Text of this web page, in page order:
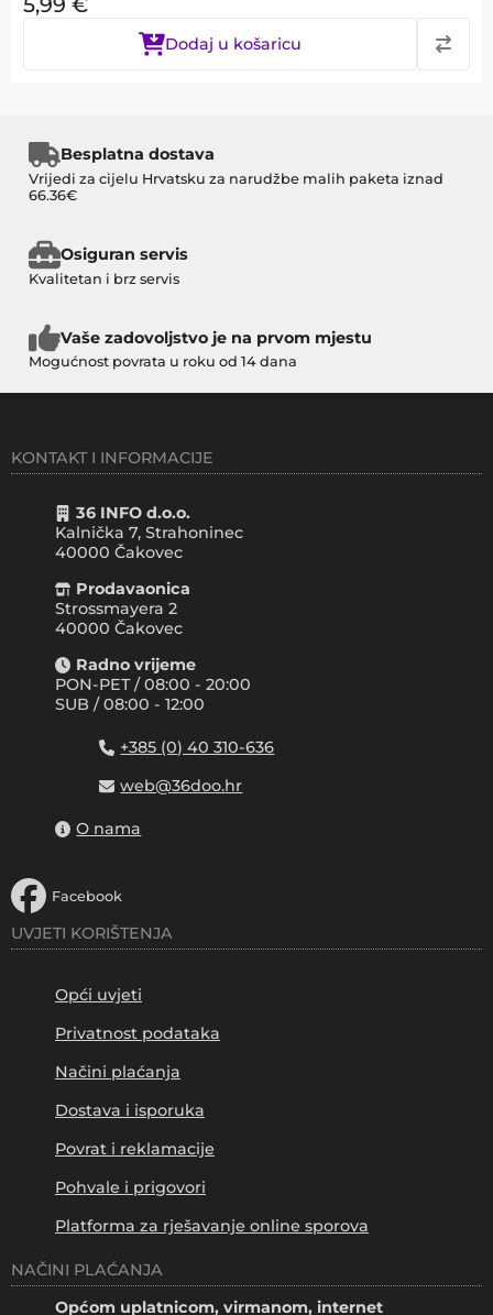
Dodaj u košaricu
Besplatna dostava
Vrijedi za cijelu Hrvatsku za narudžbe malih paketa iznad
66.36€
Osiguran servis
Kvalitetan i brz servis
Vaše zadovoljstvo je na prvom mjestu
Mogućnost povrata u roku od 14 dana
KONTAKT I INFORMACIJE
36 INFO d.o.o.
Kalnička 7, Strahoninec
40000 Čakovec
Prodavaonica
Strossmayera 2
40000 Čakovec
Radno vrijeme
PON-PET / 08:00 - 20:00
SUB / 08:00 - 12:00
+385 (0) 40 310-636
web@36doo.hr
O nama
Facebook
UVJETI KORIŠTENJA
Opći uvjeti
Privatnost podataka
Načini plaćanja
Dostava i isporuka
Povrat i reklamacije
Pohvale i prigovori
Platforma za rješavanje online sporova
NAČINI PLAĆANJA
Općom uplatnicom, virmanom, internet